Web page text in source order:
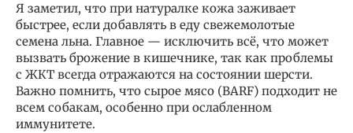
Я заметил, что при натуралке кожа заживает
быстрее, если добавлять в еду свежемолотые
семена льна. Главное — исключить всё, что может
вызвать брожение в кишечнике, так как проблемы
с ЖКТ всегда отражаются на состоянии шерсти.
Важно помнить, что сырое мясо (BARF) подходит не
всем собакам, особенно при ослабленном
иммунитете.